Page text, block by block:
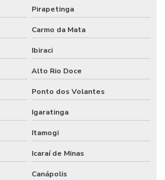
Pirapetinga
Carmo da Mata
Ibiraci
Alto Rio Doce
Ponto dos Volantes
Igaratinga
Itamogi
Icaraí de Minas
Canápolis